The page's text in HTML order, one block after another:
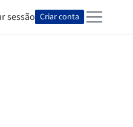
sessão Criar conta